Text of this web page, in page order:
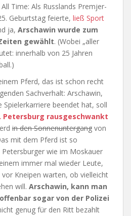
Time: Als Russlands Premjer-
Geburtstag feierte, ließ Sport
ja, Arschawin wurde zum
gewählt. (Wobei „aller
innerhalb von 25 Jahren
Pferd, das ist schon recht
Sachverhalt: Arschawin,
Spielerkarriere beendet hat, soll
Petersburg rausgeschwankt
in den Sonnenuntergang von
mit dem Pferd ist so
wie im Moskauer
immer mal wieder Leute,
Kneipen warten, ob vielleicht
will. Arschawin, kann man
sogar von der Polizei
genug für den Ritt bezahlt